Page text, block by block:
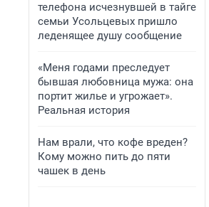
телефона исчезнувшей в тайге
семьи Усольцевых пришло
леденящее душу сообщение
«Меня годами преследует
бывшая любовница мужа: она
портит жилье и угрожает».
Реальная история
Нам врали, что кофе вреден?
Кому можно пить до пяти
чашек в день